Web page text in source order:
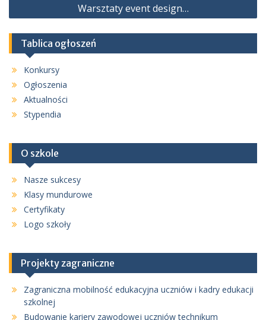
Warsztaty event design…
Tablica ogłoszeń
Konkursy
Ogłoszenia
Aktualności
Stypendia
O szkole
Nasze sukcesy
Klasy mundurowe
Certyfikaty
Logo szkoły
Projekty zagraniczne
Zagraniczna mobilność edukacyjna uczniów i kadry edukacji
szkolnej
Budowanie kariery zawodowej uczniów technikum